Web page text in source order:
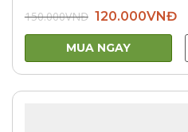
150.000VNĐ Giá
gốc
là:
150.000VNĐ.
120.000VNĐGiá
tại
MUA NGAY